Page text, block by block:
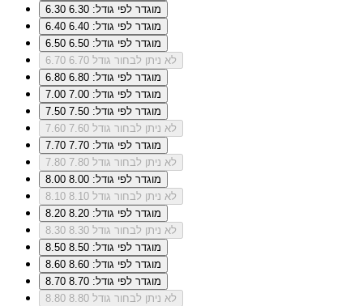
6.30
מוגדר לפי גודל: 6.30
6.40
מוגדר לפי גודל: 6.40
6.50
מוגדר לפי גודל: 6.50
6.70
לא ניתן לבחור גודל 6.70
6.80
מוגדר לפי גודל: 6.80
7.00
מוגדר לפי גודל: 7.00
7.50
מוגדר לפי גודל: 7.50
7.60
לא ניתן לבחור גודל 7.60
7.70
מוגדר לפי גודל: 7.70
7.80
לא ניתן לבחור גודל 7.80
8.00
מוגדר לפי גודל: 8.00
8.10
לא ניתן לבחור גודל 8.10
8.20
מוגדר לפי גודל: 8.20
8.30
לא ניתן לבחור גודל 8.30
8.50
מוגדר לפי גודל: 8.50
8.60
מוגדר לפי גודל: 8.60
8.70
מוגדר לפי גודל: 8.70
8.80
לא ניתן לבחור גודל 8.80